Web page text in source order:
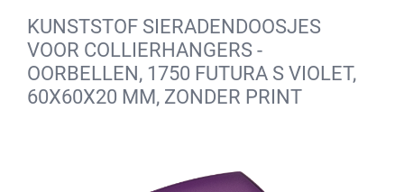
KUNSTSTOF SIERADENDOOSJES
VOOR COLLIERHANGERS -
OORBELLEN, 1750 FUTURA S VIOLET,
60X60X20 MM, ZONDER PRINT